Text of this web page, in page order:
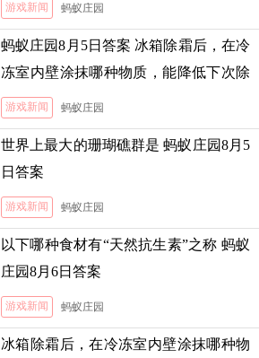
游戏新闻 蚂蚁庄园
蚂蚁庄园8月5日答案 冰箱除霜后，在冷
冻室内壁涂抹哪种物质，能降低下次除
霜的难度
游戏新闻 蚂蚁庄园
世界上最大的珊瑚礁群是 蚂蚁庄园8月5
日答案
游戏新闻 蚂蚁庄园
以下哪种食材有“天然抗生素”之称 蚂蚁
庄园8月6日答案
游戏新闻 蚂蚁庄园
冰箱除霜后，在冷冻室内壁涂抹哪种物